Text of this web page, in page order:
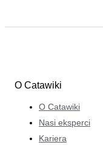
O Catawiki
O Catawiki
Nasi eksperci
Kariera